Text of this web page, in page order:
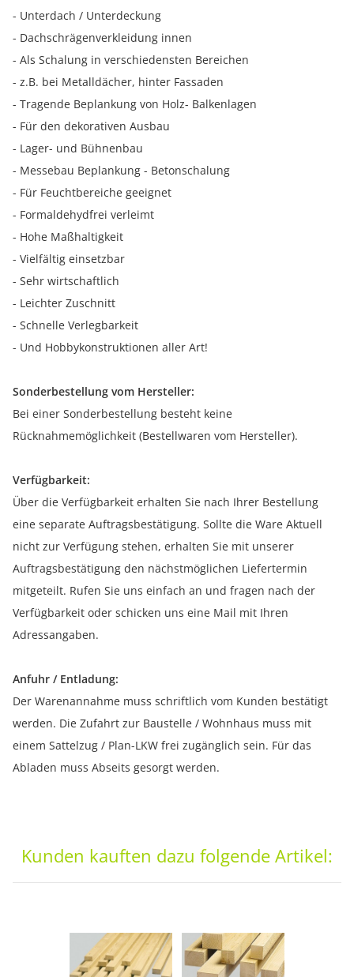
- Unterdach / Unterdeckung
- Dachschrägenverkleidung innen
- Als Schalung in verschiedensten Bereichen
- z.B. bei Metalldächer, hinter Fassaden
- Tragende Beplankung von Holz- Balkenlagen
- Für den dekorativen Ausbau
- Lager- und Bühnenbau
- Messebau Beplankung - Betonschalung
- Für Feuchtbereiche geeignet
- Formaldehydfrei verleimt
- Hohe Maßhaltigkeit
- Vielfältig einsetzbar
- Sehr wirtschaftlich
- Leichter Zuschnitt
- Schnelle Verlegbarkeit
- Und Hobbykonstruktionen aller Art!
Sonderbestellung vom Hersteller:
Bei einer Sonderbestellung besteht keine
Rücknahmemöglichkeit (Bestellwaren vom Hersteller).
Verfügbarkeit:
Über die Verfügbarkeit erhalten Sie nach Ihrer Bestellung
eine separate Auftragsbestätigung. Sollte die Ware Aktuell
nicht zur Verfügung stehen, erhalten Sie mit unserer
Auftragsbestätigung den nächstmöglichen Liefertermin
mitgeteilt. Rufen Sie uns einfach an und fragen nach der
Verfügbarkeit oder schicken uns eine Mail mit Ihren
Adressangaben.
Anfuhr / Entladung:
Der Warenannahme muss schriftlich vom Kunden bestätigt
werden. Die Zufahrt zur Baustelle / Wohnhaus muss mit
einem Sattelzug / Plan-LKW frei zugänglich sein. Für das
Abladen muss Abseits gesorgt werden.
Kunden kauften dazu folgende Artikel: